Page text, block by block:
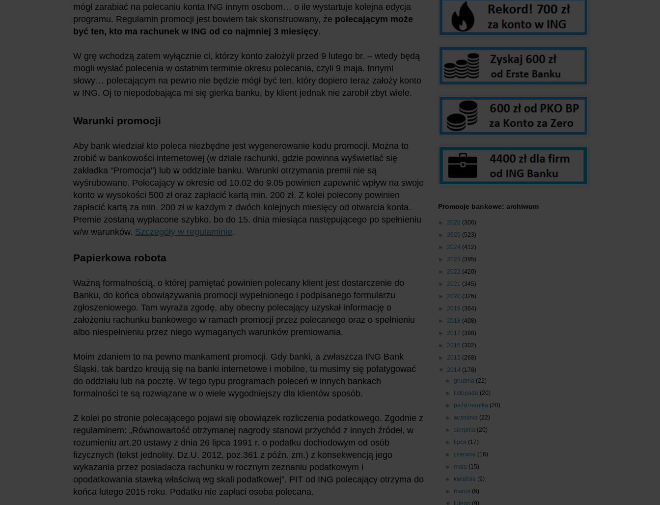
mógł zarabiać na polecaniu konta ING innym osobom… o ile wystartuje kolejna edycja
programu. Regulamin promocji jest bowiem tak skonstruowany, że polecającym może
być ten, kto ma rachunek w ING od co najmniej 3 miesięcy.
W grę wchodzą zatem wyłącznie ci, którzy konto założyli przed 9 lutego br. – wtedy będą
mogli wysłać polecenia w ostatnim terminie okresu polecania, czyli 9 maja. Innymi
słowy… polecającym na pewno nie będzie mógł być ten, który dopiero teraz założy konto
w ING. Oj to niepodobająca mi się gierka banku, by klient jednak nie zarobił zbyt wiele.
Warunki promocji
Aby bank wiedział kto poleca niezbędne jest wygenerowanie kodu promocji. Można to
zrobić w bankowości internetowej (w dziale rachunki, gdzie powinna wyświetlać się
zakładka "Promocja") lub w oddziale banku. Warunki otrzymania premii nie są
wyśrubowane. Polecający w okresie od 10.02 do 9.05 powinien zapewnić wpływ na swoje
konto w wysokości 500 zł oraz zapłacić kartą min. 200 zł. Z kolei polecony powinien
zapłacić kartą za min. 200 zł w każdym z dwóch kolejnych miesięcy od otwarcia konta.
Premie zostaną wypłacone szybko, bo do 15. dnia miesiąca następującego po spełnieniu
w/w warunków. Szczegóły w regulaminie.
Papierkowa robota
Ważną formalnością, o której pamiętać powinien polecany klient jest dostarczenie do
Banku, do końca obowiązywania promocji wypełnionego i podpisanego formularzu
zgłoszeniowego. Tam wyraża zgodę, aby obecny polecający uzyskał informację o
założeniu rachunku bankowego w ramach promocji przez polecanego oraz o spełnieniu
albo niespełnieniu przez niego wymaganych warunków premiowania.
Moim zdaniem to na pewno mankament promocji. Gdy banki, a zwłaszcza ING Bank
Śląski, tak bardzo kreują się na banki internetowe i mobilne, tu musimy się pofatygować
do oddziału lub na pocztę. W tego typu programach poleceń w innych bankach
formalności te są rozwiązane w o wiele wygodniejszy dla klientów sposób.
Z kolei po stronie polecającego pojawi się obowiązek rozliczenia podatkowego. Zgodnie z
regulaminem: „Równowartość otrzymanej nagrody stanowi przychód z innych źródeł, w
rozumieniu art.20 ustawy z dnia 26 lipca 1991 r. o podatku dochodowym od osób
fizycznych (tekst jednolity. Dz.U. 2012, poz.361 z późn. zm.) z konsekwencją jego
wykazania przez posiadacza rachunku w rocznym zeznaniu podatkowym i
opodatkowania stawką właściwą wg skali podatkowej”. PIT od ING polecający otrzyma do
końca lutego 2015 roku. Podatku nie zapłaci osoba polecana.
Promocje bankowe: archiwum
► 2026 (306)
► 2025 (523)
► 2024 (412)
► 2023 (395)
► 2022 (420)
► 2021 (345)
► 2020 (326)
► 2019 (364)
► 2018 (408)
► 2017 (398)
► 2016 (302)
► 2015 (268)
▼ 2014 (178)
►grudnia (22)
►
listopada (20)
► października (20)
►września (22)
► sierpnia (20)
►
lipca (17)
►czerwca (16)
► maja (15)
►
kwietnia (9)
► marca (8)